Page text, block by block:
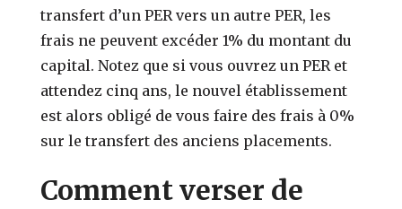
transfert d’un PER vers un autre PER, les
frais ne peuvent excéder 1% du montant du
capital. Notez que si vous ouvrez un PER et
attendez cinq ans, le nouvel établissement
est alors obligé de vous faire des frais à 0%
sur le transfert des anciens placements.
Comment verser de